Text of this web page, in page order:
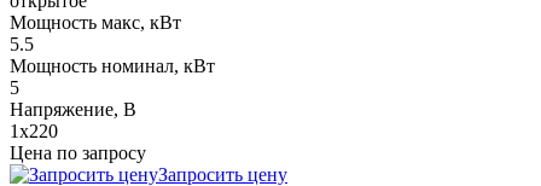
Мощность макс, кВт
5.5
Мощность номинал, кВт
5
Напряжение, В
1x220
Цена по запросу
Запросить цену